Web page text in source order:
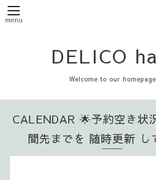
DELICO
Welcome to our homepage
CALENDAR 🌟予約空き
間先までを 随時更新 し